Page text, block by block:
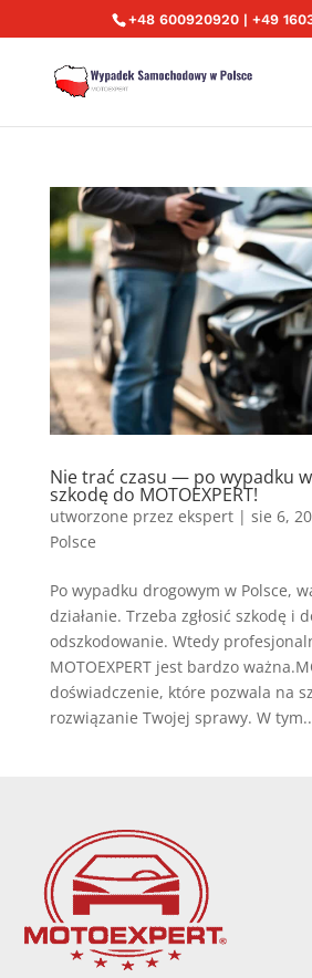
+48 600920920 | +49
Nie trać czasu — po wypadku w
szkodę do MOTOEXPERT!
utworzone przez ekspert| sie 6,
Polsce
Po wypadku drogowym w Polsce,
działanie. Trzeba zgłosić szkodę i
odszkodowanie. Wtedy
MOTOEXPERT jest bardzo
doświadczenie, które pozwala na
rozwiązanie Twojej sprawy. W